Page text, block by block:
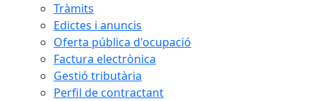
Tràmits
Edictes i anuncis
Oferta pública d'ocupació
Factura electrònica
Gestió tributària
Perfil de contractant